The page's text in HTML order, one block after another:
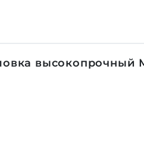
высокопрочный